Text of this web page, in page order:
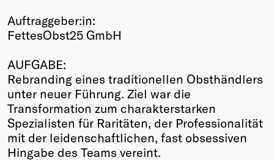
Annual
Auftraggeber:in:
FettesObst25 GmbH
AUFGABE:
Rebranding eines traditionellen Obsthändlers
unter neuer Führung. Ziel war die
Transformation zum charakterstarken
Spezialisten für Raritäten, der Professionalität
mit der leidenschaftlichen, fast obsessiven
Hingabe des Teams vereint.